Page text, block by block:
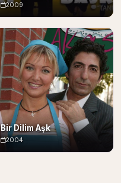
2009
Bir Dilim Aşk
2004